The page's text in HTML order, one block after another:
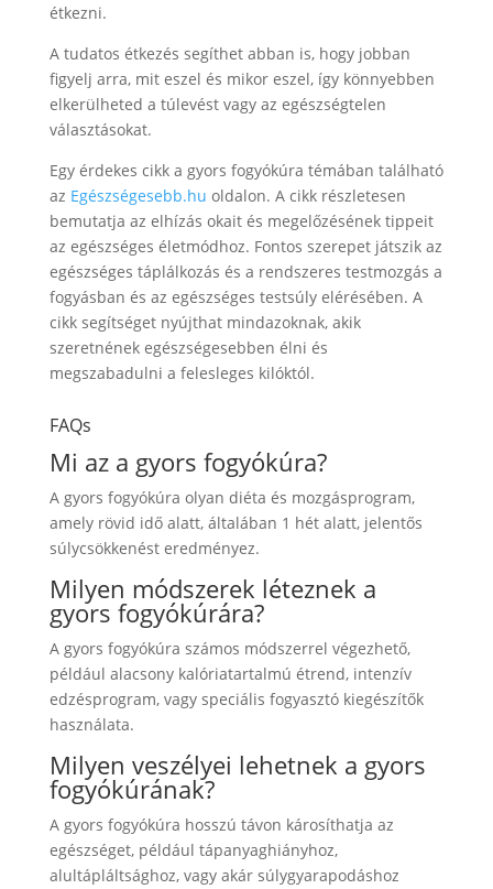
étkezni.
A tudatos étkezés segíthet abban is, hogy jobban
figyelj arra, mit eszel és mikor eszel, így könnyebben
elkerülheted a túlevést vagy az egészségtelen
választásokat.
Egy érdekes cikk a gyors fogyókúra témában található
az Egészségesebb.hu oldalon. A cikk részletesen
bemutatja az elhízás okait és megelőzésének tippeit
az egészséges életmódhoz. Fontos szerepet játszik az
egészséges táplálkozás és a rendszeres testmozgás a
fogyásban és az egészséges testsúly elérésében. A
cikk segítséget nyújthat mindazoknak, akik
szeretnének egészségesebben élni és
megszabadulni a felesleges kilóktól.
FAQs
Mi az a gyors fogyókúra?
A gyors fogyókúra olyan diéta és mozgásprogram,
amely rövid idő alatt, általában 1 hét alatt, jelentős
súlycsökkenést eredményez.
Milyen módszerek léteznek a
gyors fogyókúrára?
A gyors fogyókúra számos módszerrel végezhető,
például alacsony kalóriatartalmú étrend, intenzív
edzésprogram, vagy speciális fogyasztó kiegészítők
használata.
Milyen veszélyei lehetnek a gyors
fogyókúrának?
A gyors fogyókúra hosszú távon károsíthatja az
egészséget, például tápanyaghiányhoz,
alultápláltsághoz, vagy akár súlygyarapodáshoz